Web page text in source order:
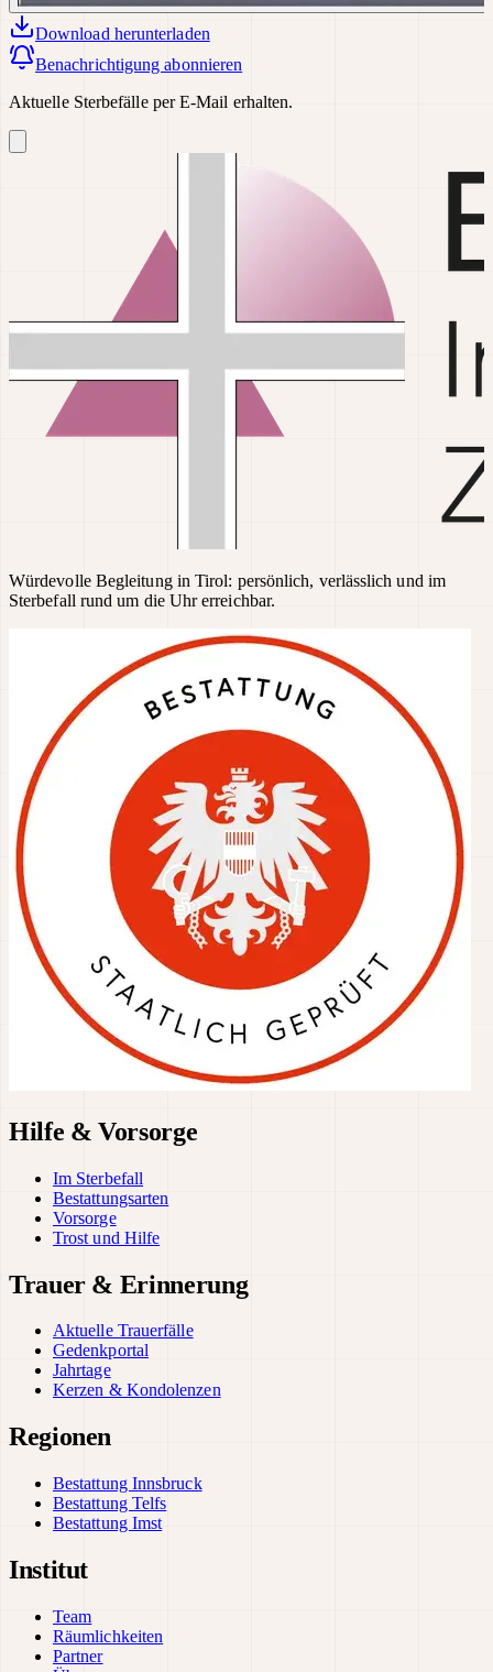
Download herunterladen
Benachrichtigung abonnieren
Aktuelle Sterbefälle per E-Mail erhalten.
Würdevolle Begleitung in Tirol: persönlich, verlässlich und im
Sterbefall rund um die Uhr erreichbar.
Hilfe & Vorsorge
Im Sterbefall
Bestattungsarten
Vorsorge
Trost und Hilfe
Trauer & Erinnerung
Aktuelle Trauerfälle
Gedenkportal
Jahrtage
Kerzen & Kondolenzen
Regionen
Bestattung Innsbruck
Bestattung Telfs
Bestattung Imst
Institut
Team
Räumlichkeiten
Partner